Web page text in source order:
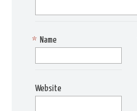
Name
*
Website